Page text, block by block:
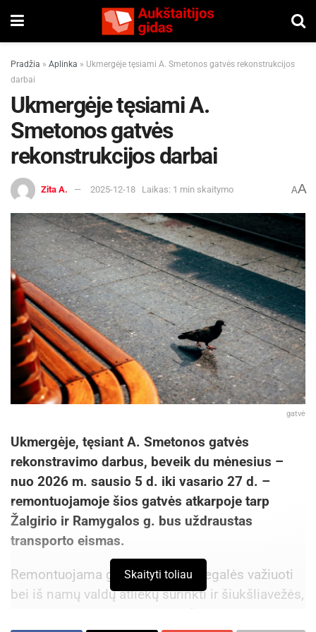
Pradžia » Aplinka » Ukmergėje tęsiami A. Smetonos gatvės rekonstrukcijos
darbai
Ukmergėje tęsiami A.
Smetonos gatvės
rekonstrukcijos darbai
Zita A. 2025-12-18 Laikas: 1 min skaitymo AA
gatvė
Ukmergėje, tęsiant A. Smetonos gatvės
rekonstravimo darbus, beveik du mėnesius –
nuo 2026 m. sausio 5 d. iki vasario 27 d. –
remontuojamoje šios gatvės atkarpoje tarp
Žalgirio ir Ramygalos g. bus uždraustas
transporto eismas.
Remontuojama gatvės atkarpa negalės važiuoti
bei iš namų valdų atliekų surinkti ir šiukšliavežės,
todėl gyventojų patogumui mišrių komunalinių
Skaityti toliau